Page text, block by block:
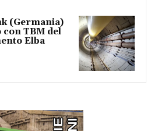
(Germania)
con TBM del
Elba